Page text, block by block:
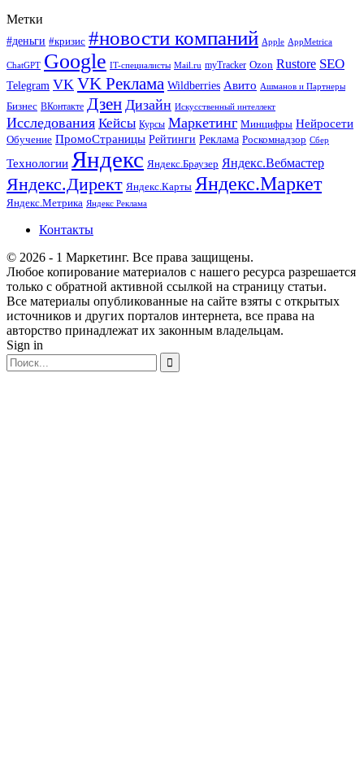
Метки
#деньги #кризис #новости компаний Apple AppMetrica
ChatGPT Google IT-специалисты Mail.ru myTracker Ozon Rustore SEO
Telegram VK VK Реклама Wildberries Авито Ашманов и Партнеры
Бизнес ВКонтакте Дзен Дизайн Искусственный интеллект
Исследования Кейсы Курсы Маркетинг Минцифры Нейросети
Обучение ПромоСтраницы Рейтинги Реклама Роскомнадзор Сбер
Технологии Яндекс Яндекс.Браузер Яндекс.Вебмастер
Яндекс.Директ Яндекс.Карты Яндекс.Маркет
Яндекс.Метрика Яндекс Реклама
Контакты
© 2026 - 1 Маркетинг. Все права защищены.
Любое копирование материалов с нашего ресурса разрешается
только с обратной активной ссылкой на страницу статьи.
Все материалы опубликованные на сайте взяты с открытых
источников и других порталов интернета, все права на
авторство принадлежат их законным владельцам.
Sign in